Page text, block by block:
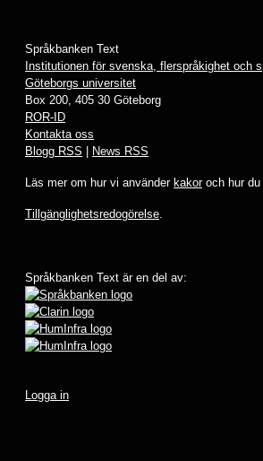
Språkbanken Text
Institutionen för svenska, flerspråkighet och
Göteborgs universitet
Box 200, 405 30 Göteborg
ROR-ID
Kontakta oss
Blogg RSS
News RSS
Läs mer om hur vi använder kakoroch hur du
Tillgänglighetsredogörelse.
Språkbanken Text är en del av:
Logga in